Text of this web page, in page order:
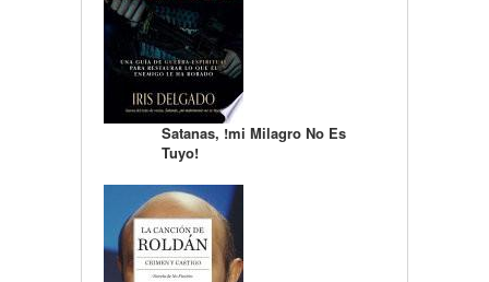
Satanas, !mi Milagro No Es
Tuyo!